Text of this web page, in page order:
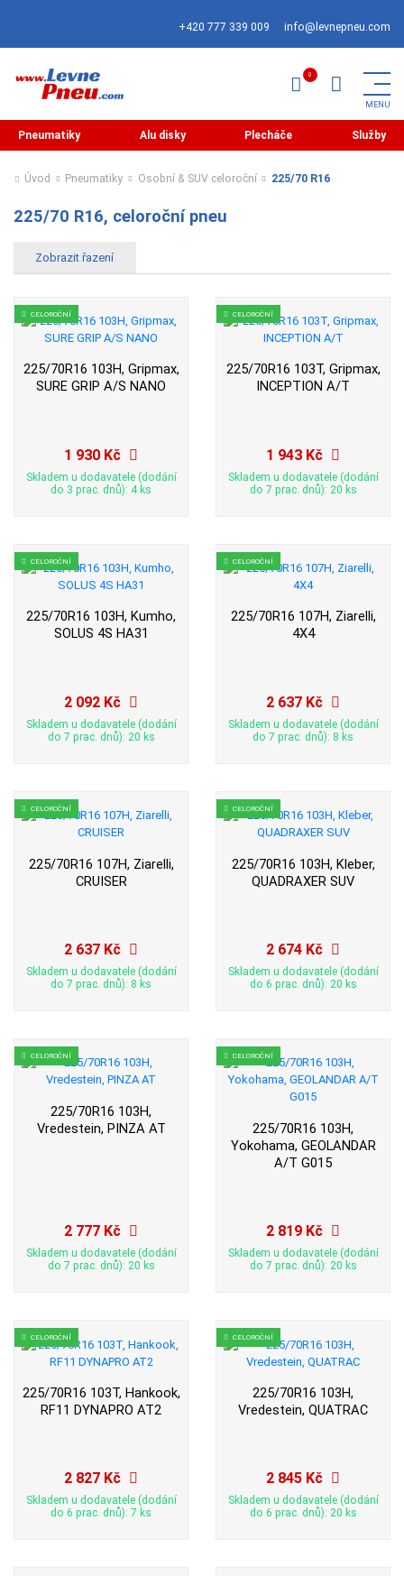
+420 777 339 009 info@levnepneu.com
Pneumatiky Alu disky Plecháče Služby
Úvod Pneumatiky Osobní & SUV celoroční 225/70 R16
225/70 R16, celoroční pneu
CELOROČNÍ
225/70R16 103H, Gripmax,
SURE GRIP A/S NANO
1 930 Kč
Skladem u dodavatele (dodání
do 3 prac. dnů): 4 ks
CELOROČNÍ
225/70R16 103T, Gripmax,
INCEPTION A/T
1 943 Kč
Skladem u dodavatele (dodání
do 7 prac. dnů): 20 ks
CELOROČNÍ
225/70R16 103H, Kumho,
SOLUS 4S HA31
2 092 Kč
Skladem u dodavatele (dodání
do 7 prac. dnů): 20 ks
CELOROČNÍ
225/70R16 107H, Ziarelli,
4X4
2 637 Kč
Skladem u dodavatele (dodání
do 7 prac. dnů): 8 ks
CELOROČNÍ
225/70R16 107H, Ziarelli,
CRUISER
2 637 Kč
Skladem u dodavatele (dodání
do 7 prac. dnů): 8 ks
CELOROČNÍ
225/70R16 103H, Kleber,
QUADRAXER SUV
2 674 Kč
Skladem u dodavatele (dodání
do 6 prac. dnů): 20 ks
CELOROČNÍ
225/70R16 103H,
Vredestein, PINZA AT
2 777 Kč
Skladem u dodavatele (dodání
do 7 prac. dnů): 20 ks
CELOROČNÍ
225/70R16 103H,
Yokohama, GEOLANDAR
A/T G015
2 819 Kč
Skladem u dodavatele (dodání
do 7 prac. dnů): 20 ks
CELOROČNÍ
225/70R16 103T, Hankook,
RF11 DYNAPRO AT2
2 827 Kč
Skladem u dodavatele (dodání
do 6 prac. dnů): 7 ks
CELOROČNÍ
225/70R16 103H,
Vredestein, QUATRAC
2 845 Kč
Skladem u dodavatele (dodání
do 6 prac. dnů): 20 ks